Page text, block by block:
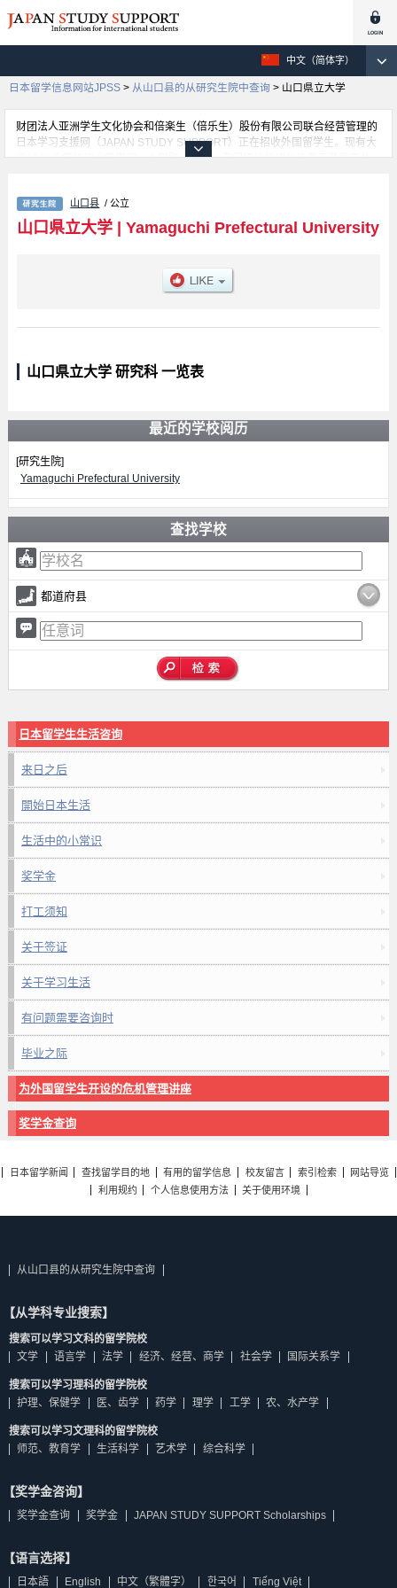
中文（简体字）
日本留学信息网站JPSS > 从山口县的从研究生院中查询 > 山口県立大学
财团法人亚洲学生文化协会和倍楽生（倍乐生）股份有限公司联合经营管理的
日本学习支援网（JAPAN STUDY SUPPORT）正在招收外国留学生。现有大
约1300个学校的大学学部、大学院、短大、专门学校的招生信息正登载于此
名额、合格人数等考试信息，以及设施介绍、联系方式等外国留学生必要的信
息都登载于此，请务必查阅和利用此网。
山口县 / 公立
山口県立大学| Yamaguchi Prefectural University
山口県立大学 研究科 一览表
最近的学校阅历
[研究生院]
Yamaguchi Prefectural University
查找学校
都道府县
日本留学生生活咨询
来日之后
開始日本生活
生活中的小常识
奖学金
打工须知
关于签证
关于学习生活
有问题需要咨询时
毕业之际
为外国留学生开设的危机管理讲座
奖学金查询
日本留学新闻 查找留学目的地 有用的留学信息 校友留言 索引检索
网站导览
利用规约
个人信息使用方法 关于使用环境
从山口县的从研究生院中查询
【从学科专业搜索】
搜索可以学习文科的留学院校
文学
语言学 法学 经济、经营、商学 社会学 国际关系学
搜索可以学习理科的留学院校
护理、保健学
医、齿学 药学 理学 工学 农、水产学
搜索可以学习文理科的留学院校
师范、教育学
生活科学 艺术学 综合科学
【奖学金咨询】
奖学金查询 奖学金 JAPAN STUDY SUPPORT Scholarships
【语言选择】
日本語 English 中文（繁體字） 한국어 Tiếng Việt